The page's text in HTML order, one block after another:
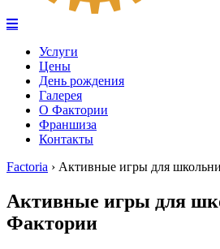
Услуги
Цены
День рождения
Галерея
О Фактории
Франшиза
Контакты
Factoria › Активные игры для
Активные игры для
Фактории